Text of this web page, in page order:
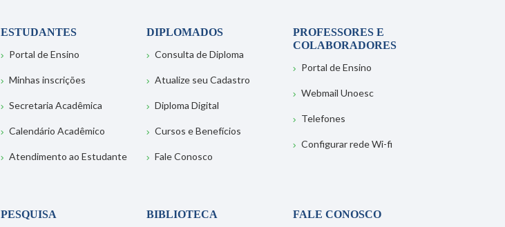
ESTUDANTES
Portal de Ensino
Minhas inscrições
Secretaria Acadêmica
Calendário Acadêmico
Atendimento ao Estudante
DIPLOMADOS
Consulta de Diploma
Atualize seu Cadastro
Diploma Digital
Cursos e Benefícios
Fale Conosco
PROFESSORES E
COLABORADORES
Portal de Ensino
Webmail Unoesc
Telefones
Configurar rede Wi-fi
PESQUISA
BIBLIOTECA
FALE CONOSCO